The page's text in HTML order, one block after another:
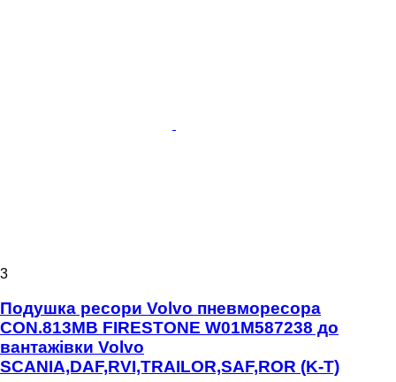
3
Подушка ресори Volvo пневморесора
CON.813MB FIRESTONE W01M587238 до
вантажівки Volvo
SCANIA,DAF,RVI,TRAILOR,SAF,ROR (K-T)